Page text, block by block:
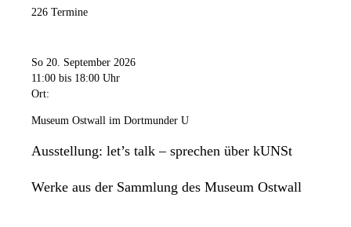
226 Termine
So 20. September 2026
11:00 bis 18:00 Uhr
Ort:
Museum Ostwall im Dortmunder U
Ausstellung: let’s talk – sprechen über kUNSt
Werke aus der Sammlung des Museum Ostwall